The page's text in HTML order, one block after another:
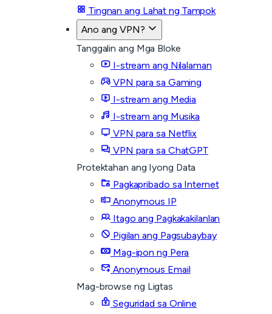
Tingnan ang Lahat ng Tampok
Ano ang VPN?
Tanggalin ang Mga Bloke
I-stream ang Nilalaman
VPN para sa Gaming
I-stream ang Media
I-stream ang Musika
VPN para sa Netflix
VPN para sa ChatGPT
Protektahan ang Iyong Data
Pagkapribado sa Internet
Anonymous IP
Itago ang Pagkakakilanlan
Pigilan ang Pagsubaybay
Mag-ipon ng Pera
Anonymous Email
Mag-browse ng Ligtas
Seguridad sa Online